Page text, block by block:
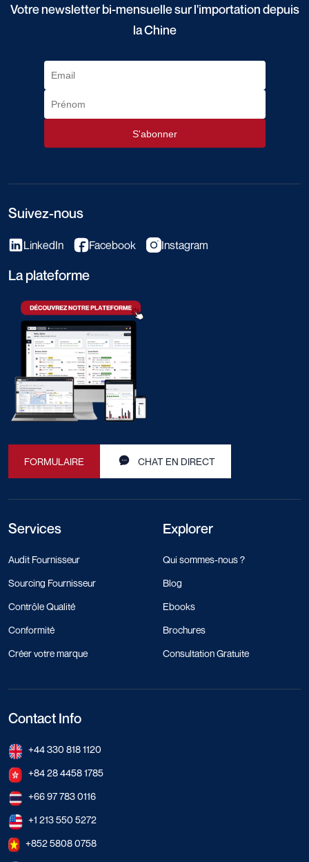
Votre newsletter bi-mensuelle sur l'importation depuis
la Chine
Suivez-nous
LinkedIn Facebook Instagram
La plateforme
FORMULAIRE CHAT EN DIRECT
Services
Audit Fournisseur
Sourcing Fournisseur
Contrôle Qualité
Conformité
Créer votre marque
Explorer
Qui sommes-nous ?
Blog
Ebooks
Brochures
Consultation Gratuite
Contact Info
+44 330 818 1120
+84 28 4458 1785
+66 97 783 0116
+1 213 550 5272
+852 5808 0758